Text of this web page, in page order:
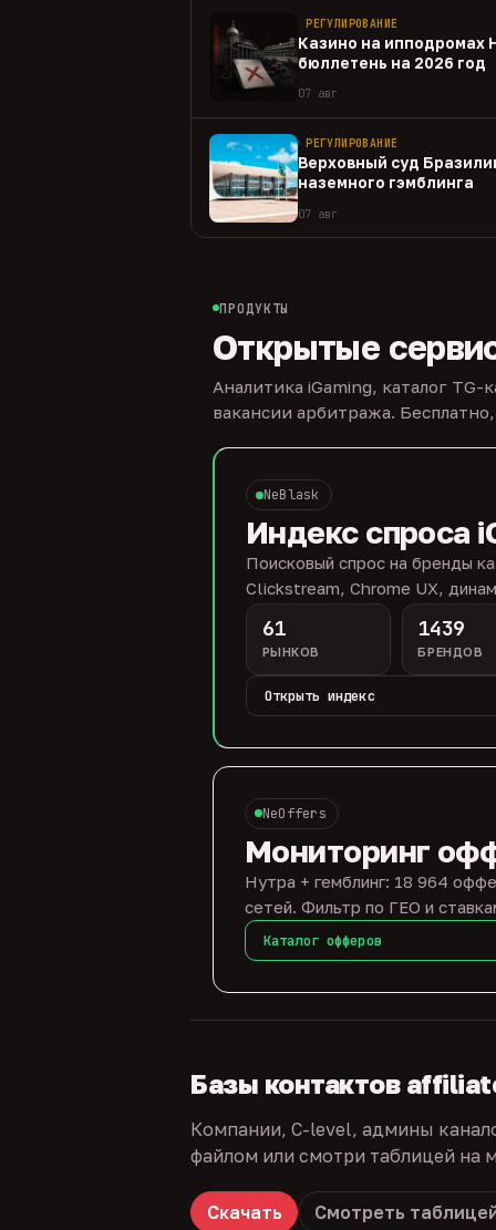
РЕГУЛИРОВАНИЕ
Казино на ипподромах
бюллетень на 2026 год
07 авг
РЕГУЛИРОВАНИЕ
Верховный суд
наземного гэмблинга
07 авг
ПРОДУКТЫ
Открытые
Аналитика iGaming, каталог
вакансии арбитража.
NeBlask
Индекс спроса
Поисковый спрос на бренды
Clickstream, Chrome UX,
61
РЫНКОВ
1439
БРЕНДОВ
Открыть индекс
NeOffers
Мониторинг
Нутра + гемблинг: 18 964
сетей. Фильтр по ГЕО и
Каталог офферов
Базы контактов
Компании, C-level, админы
файлом или смотри таблицей на
Скачать Смотреть